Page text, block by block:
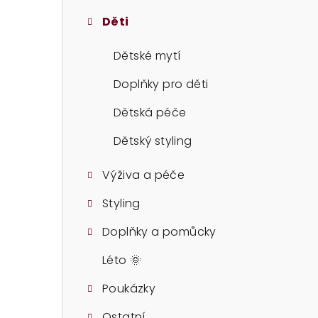
Děti
Dětské mytí
Doplňky pro děti
Dětská péče
Dětský styling
Výživa a péče
Styling
Doplňky a pomůcky
Léto 🌞
Poukázky